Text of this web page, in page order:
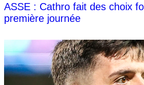
ASSE : Cathro fait des choix
première journée